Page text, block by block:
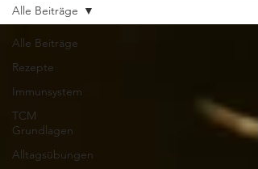
Alle Beiträge
Rezepte
Immunsystem
TCM
Grundlagen
Alltagsübungen
Alle Beiträge